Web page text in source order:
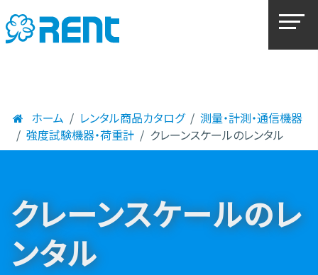
ホーム レンタル商品カタログ
測量・計測・通信機器
強度試験機器・荷重計
クレーンスケールのレンタル
クレーンスケールのレ
ンタル